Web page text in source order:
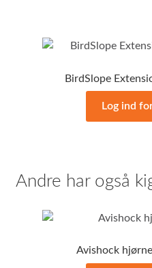
BirdSlope
Log ind
Andre har også
Avishock